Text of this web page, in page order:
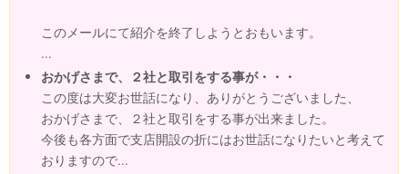
このメールにて紹介を終了しようとおもいます。
...
おかげさまで、２社と取引をする事が・・・
この度は大変お世話になり、ありがとうございました、
おかげさまで、２社と取引をする事が出来ました。
今後も各方面で支店開設の折にはお世話になりたいと考えて
おりますので...